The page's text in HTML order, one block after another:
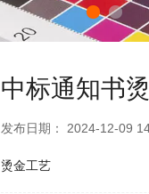
中标通知书
发布日期： 2024-12-09
烫金工艺